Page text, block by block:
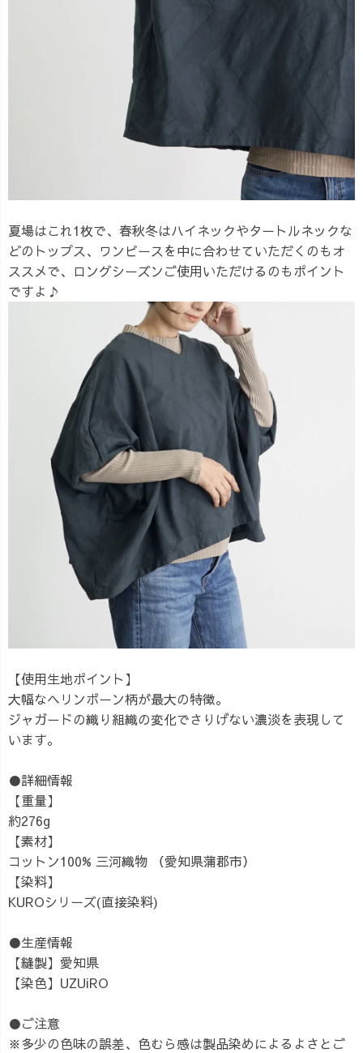
夏場はこれ1枚で、春秋冬はハイネックやタートルネックな
どのトップス、ワンピースを中に合わせていただくのもオ
ススメで、ロングシーズンご使用いただけるのもポイント
ですよ♪
【使用生地ポイント】
大幅なヘリンボーン柄が最大の特徴。
ジャガードの織り組織の変化でさりげない濃淡を表現して
います。
●詳細情報
【重量】
約276g
【素材】
コットン100% 三河織物 （愛知県蒲郡市）
【染料】
KUROシリーズ(直接染料)
●生産情報
【縫製】愛知県
【染色】UZUiRO
●ご注意
※多少の色味の誤差、色むら感は製品染めによるよさとご